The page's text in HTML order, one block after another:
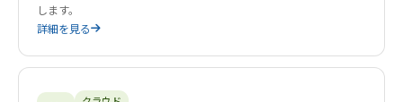
します。
詳細を見る